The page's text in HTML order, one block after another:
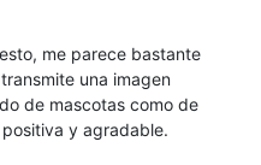
me parece bastante
una imagen
de mascotas como de
y agradable.